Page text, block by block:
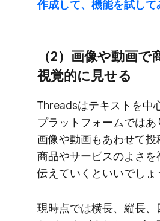
作成して、​機能を​試して
（2）​画像や​動画で​
視覚的に​見せる
Threadsは​テキストを​中
プラットフォームでは​あ
画像や​動画も​あわせて​投
商品や​サービスの​よさを​
伝えていくと​いいでしょ
現時点では​横長、​縦長、​